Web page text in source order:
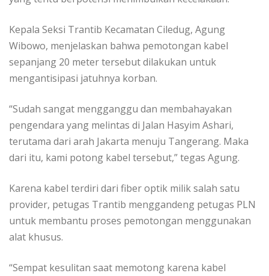
Kepala Seksi Trantib Kecamatan Ciledug, Agung
Wibowo, menjelaskan bahwa pemotongan kabel
sepanjang 20 meter tersebut dilakukan untuk
mengantisipasi jatuhnya korban.
“Sudah sangat mengganggu dan membahayakan
pengendara yang melintas di Jalan Hasyim Ashari,
terutama dari arah Jakarta menuju Tangerang. Maka
dari itu, kami potong kabel tersebut,” tegas Agung.
Karena kabel terdiri dari fiber optik milik salah satu
provider, petugas Trantib menggandeng petugas PLN
untuk membantu proses pemotongan menggunakan
alat khusus.
“Sempat kesulitan saat memotong karena kabel